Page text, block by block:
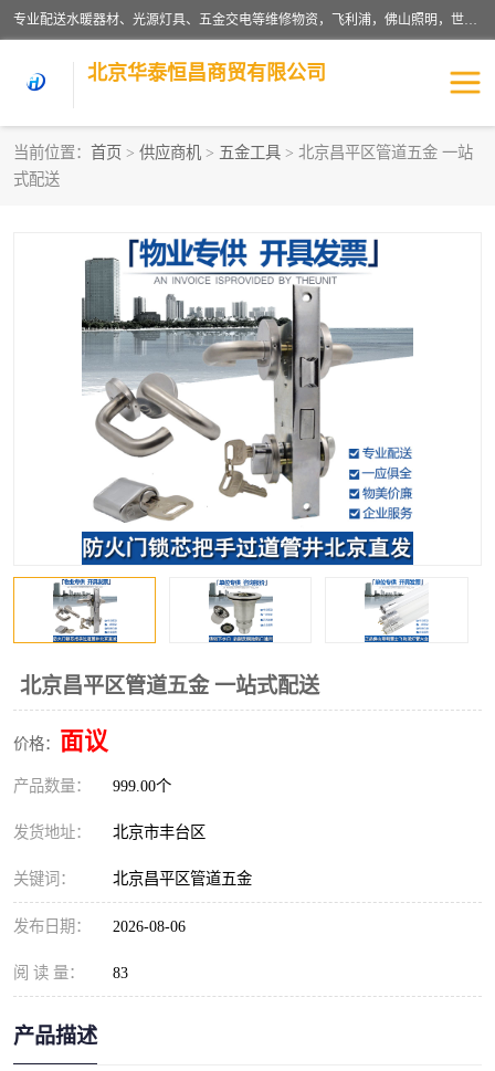
专业配送水暖器材、光源灯具、五金交电等维修物资，飞利浦，佛山照明，世达，博世，九牧，特陶等各产品涉及国内外知名品牌。公司专注与物业、学校、酒店、工厂等单位合作，提供一站式配送服务，降低客户综合成本。依托电子商务改变传统模式，以专业的团队为客户提供24H物资配送到达，货到月结、统一开票，便捷退换等服务，提高了企业的运营效率。
北京华泰恒昌商贸有限公司
当前位置： 首页 > 供应商机 > 五金工具 > 北京昌平区管道五金 一站
式配送
北京昌平区管道五金 一站式配送
价格： 面议
产品数量： 999.00个
发货地址： 北京市丰台区
关键词： 北京昌平区管道五金
发布日期： 2026-08-06
阅 读 量： 83
产品描述
水暖阀门
涂料辅材